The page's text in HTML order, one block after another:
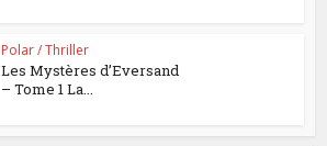
Polar / Thriller
Les Mystères d’Eversand
– Tome 1 La...